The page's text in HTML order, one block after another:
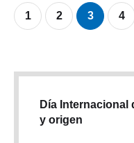
1 2 3 4
Día Internacional
y origen